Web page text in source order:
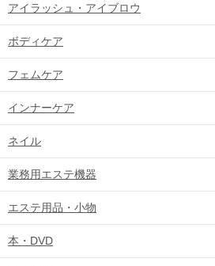
アイラッシュ・アイブロウ
ボディケア
フェムケア
インナーケア
ネイル
業務用エステ機器
エステ用品・小物
本・DVD